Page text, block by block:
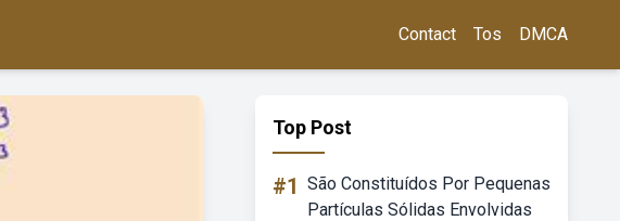
Contact Tos DMCA
Top Post
#1 São Constituídos Por Pequenas
Partículas Sólidas Envolvidas